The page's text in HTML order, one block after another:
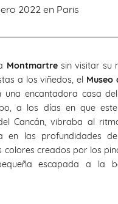
2022 en Paris
Montmartresin visitar su
a los viñedos, el Museo
una encantadora casa
a los días en que
Cancán, vibraba al
en las profundidades
colores creados por los
escapada a la